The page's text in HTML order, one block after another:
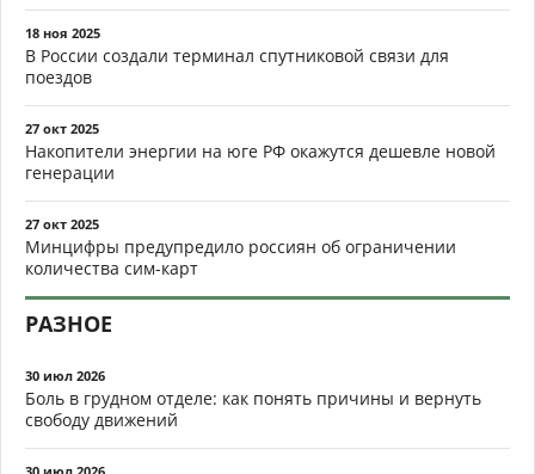
18 ноя 2025
В России создали терминал спутниковой связи для
поездов
27 окт 2025
Накопители энергии на юге РФ окажутся дешевле новой
генерации
27 окт 2025
Минцифры предупредило россиян об ограничении
количества сим-карт
РАЗНОЕ
30 июл 2026
Боль в грудном отделе: как понять причины и вернуть
свободу движений